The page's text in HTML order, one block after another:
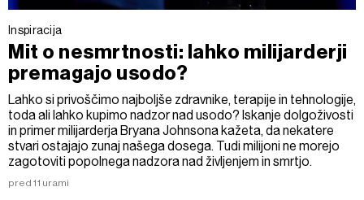
Inspiracija
Mit o nesmrtnosti: lahko milijarderji
premagajo usodo?
Lahko si privoščimo najboljše zdravnike, terapije in tehnologije,
toda ali lahko kupimo nadzor nad usodo? Iskanje dolgoživosti
in primer milijarderja Bryana Johnsona kažeta, da nekatere
stvari ostajajo zunaj našega dosega. Tudi milijoni ne morejo
zagotoviti popolnega nadzora nad življenjem in smrtjo.
pred 11 urami